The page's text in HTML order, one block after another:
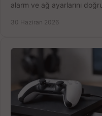
alarm ve ağ ayarlarını
30 Haziran 2026